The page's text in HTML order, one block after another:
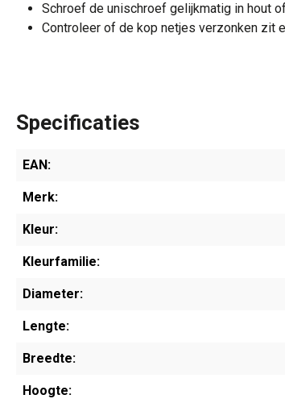
Schroef de unischroef gelijkmatig in hout
Controleer of de kop netjes verzonken zit
Specificaties
EAN:
Merk:
Kleur:
Kleurfamilie:
Diameter:
Lengte:
Breedte:
Hoogte: